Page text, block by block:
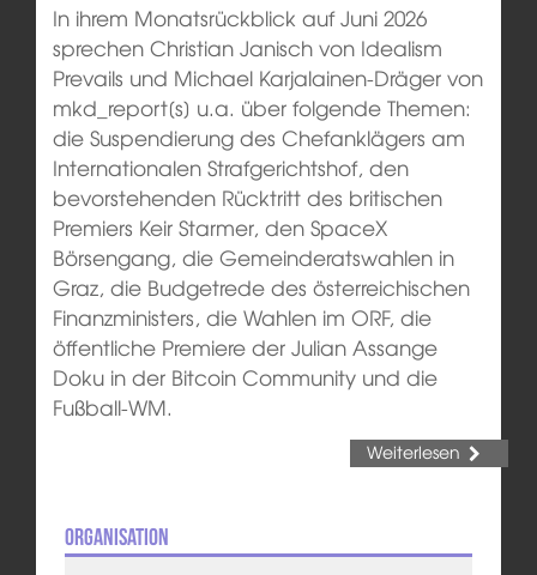
In ihrem Monatsrückblick auf Juni 2026
sprechen Christian Janisch von Idealism
Prevails und Michael Karjalainen-Dräger von
mkd_report[s] u.a. über folgende Themen:
die Suspendierung des Chefanklägers am
Internationalen Strafgerichtshof, den
bevorstehenden Rücktritt des britischen
Premiers Keir Starmer, den SpaceX
Börsengang, die Gemeinderatswahlen in
Graz, die Budgetrede des österreichischen
Finanzministers, die Wahlen im ORF, die
öffentliche Premiere der Julian Assange
Doku in der Bitcoin Community und die
Fußball-WM.
Weiterlesen
Organisation